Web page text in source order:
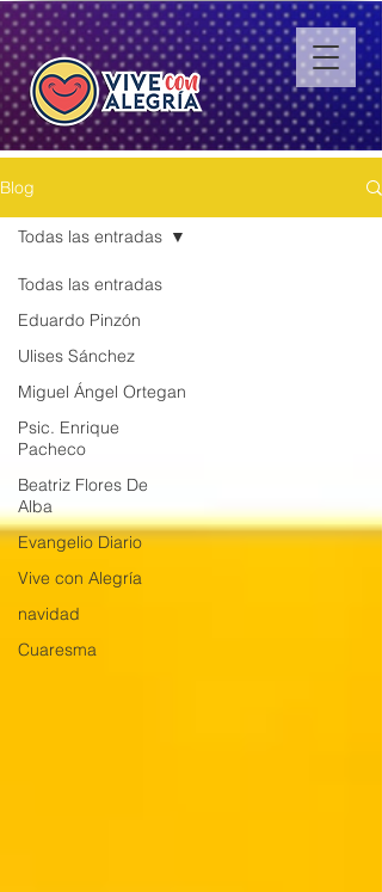
Blog
Todas las entradas
Eduardo Pinzón
Ulises Sánchez
Miguel Ángel Ortegan
Psic. Enrique
Pacheco
Beatriz Flores De
Alba
Evangelio Diario
Vive con Alegría
navidad
Cuaresma
Todas las entradas